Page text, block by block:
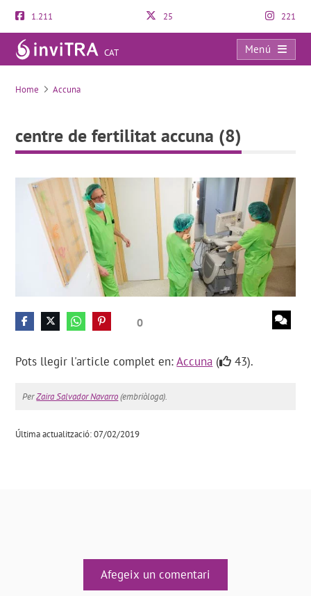
1.211 25 221
CAT
Menú
centre de fertilitat accuna (8)
Home Accuna
centre de fertilitat accuna (8)
0
Pots llegir l'article complet en:Accuna ( 43).
PerZaira Salvador Navarro(embriòloga).
Última actualització: 07/02/2019
Afegeix un comentari